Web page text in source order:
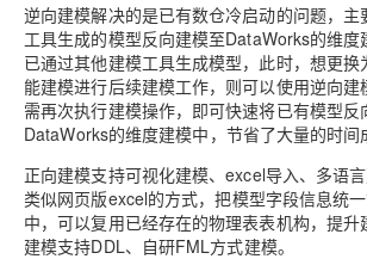
逆向建模解决的是已有数仓冷启动的问题，主
工具生成的模型反向建模至DataWorks的维度
已通过其他建模工具生成模型，此时，想更
能建模进行后续建模工作，则可以使用逆向
需再次执行建模操作，即可快速将已有模型反
DataWorks的维度建模中，节省了大量的时间
正向建模支持可视化建模、excel导入、多语
类似网页版excel的方式，把模型字段信息统
中，可以复用已经存在的物理表表机构，提
建模支持DDL、自研FML方式建模。